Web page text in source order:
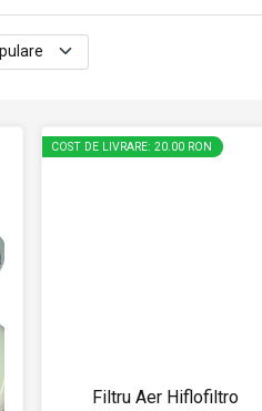
COST DE LIVRARE: 20.00 RON
Filtru Aer Hiflofiltro